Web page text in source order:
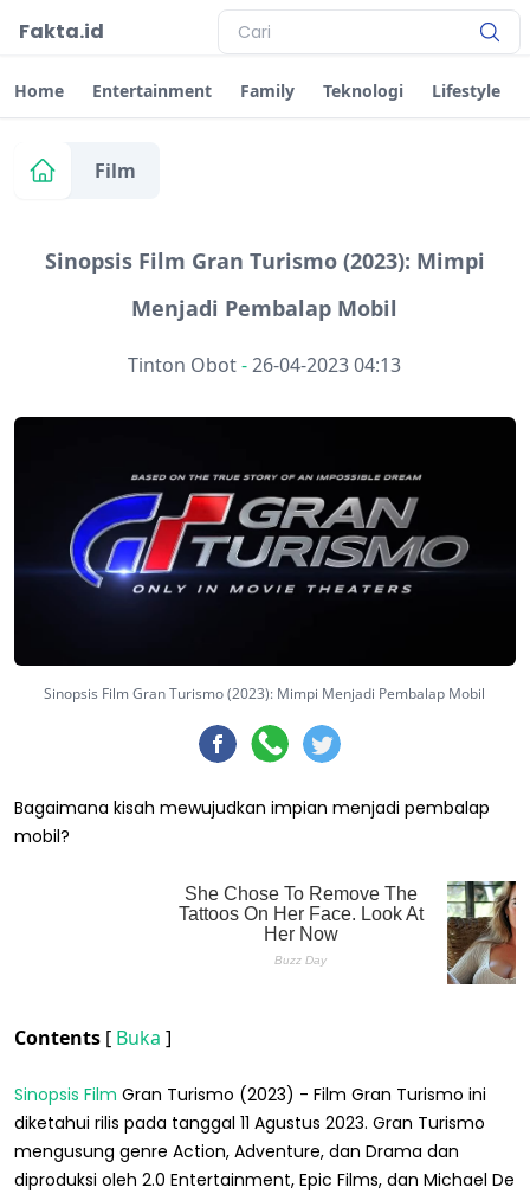
Fakta.id
Home Entertainment Family Teknologi Lifestyle
Film
Sinopsis Film Gran Turismo (2023): Mimpi
Menjadi Pembalap Mobil
Tinton Obot-26-04-2023 04:13
Sinopsis Film Gran Turismo (2023): Mimpi Menjadi Pembalap Mobil
Bagaimana kisah mewujudkan impian menjadi pembalap
mobil?
Contents [ Buka ]
Sinopsis Film Gran Turismo (2023) - Film Gran Turismo ini
diketahui rilis pada tanggal 11 Agustus 2023. Gran Turismo
mengusung genre Action, Adventure, dan Drama dan
diproduksi oleh 2.0 Entertainment, Epic Films, dan Michael De